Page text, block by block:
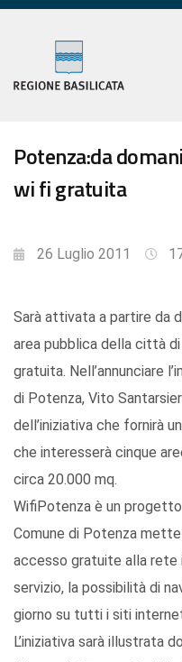
Potenza:da
wi fi gratuita
26 Luglio 2011
Sarà attivata a partire da
area pubblica della città
gratuita. Nell’annunciare
di Potenza, Vito
dell’iniziativa che fornirà
che interesserà cinque
circa 20.000 mq.
WifiPotenza è un
Comune di Potenza
accesso gratuite alla rete
servizio, la possibilità di
giorno su tutti i siti
L’iniziativa sarà illustrata